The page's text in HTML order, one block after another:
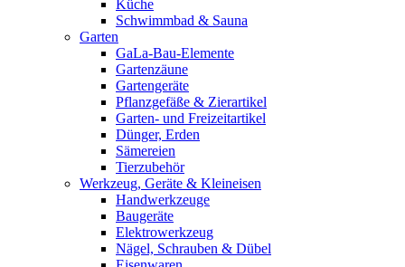
Küche
Schwimmbad & Sauna
Garten
GaLa-Bau-Elemente
Gartenzäune
Gartengeräte
Pflanzgefäße & Zierartikel
Garten- und Freizeitartikel
Dünger, Erden
Sämereien
Tierzubehör
Werkzeug, Geräte & Kleineisen
Handwerkzeuge
Baugeräte
Elektrowerkzeug
Nägel, Schrauben & Dübel